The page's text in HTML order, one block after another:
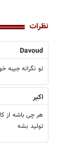
نظرات
Davoud
تو نگرانه جيبه
اکبر
هر چی باشه از
تولید بشه